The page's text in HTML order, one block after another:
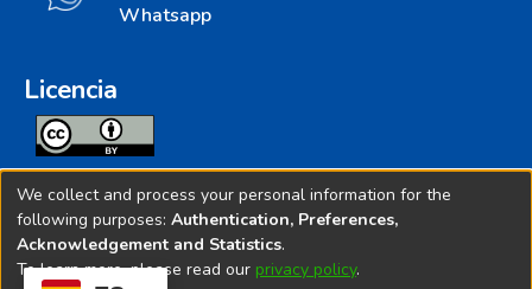
Whatsapp
Licencia
Todos los contenidos de repositorio.ins.gob.pe estan
licenciados bajo
Creative Commoms License
We collect and process your personal information for the
following purposes: Authentication, Preferences,
Acknowledgement and Statistics.
To learn more, please read our privacy policy.